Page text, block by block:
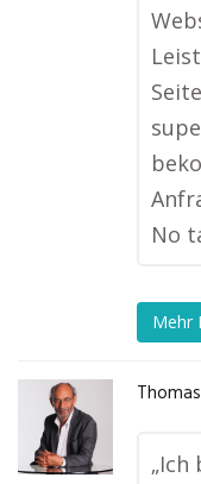
No
Mehr
„Ich